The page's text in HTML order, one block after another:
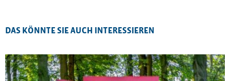
DAS KÖNNTE SIE AUCH INTERESSIEREN